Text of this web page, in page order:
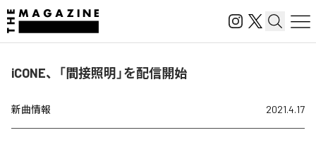
iCONE、「間接照明」を配信開始
新曲情報 2021.4.17